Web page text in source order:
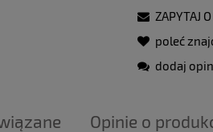
ZAPYTAJ
poleć
dodaj
Opinie o